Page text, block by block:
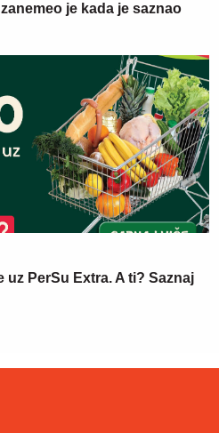
je kada je saznao
uz PerSu Extra. A ti? Saznaj